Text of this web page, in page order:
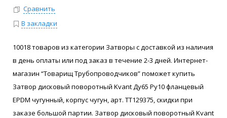
Сравнить
В закладки
10018 товаров из категории Затворы с доставкой из наличия
в день оплаты или под заказ в течение 2-3 дней. Интернет-
магазин “Товарищ Трубопроводчиков” поможет купить
Затвор дисковый поворотный Kvant Ду65 Ру10 фланцевый
EPDM чугунный, корпус чугун, арт. ТТ129375, скидки при
заказе большой партии. Затвор дисковый поворотный Kvant